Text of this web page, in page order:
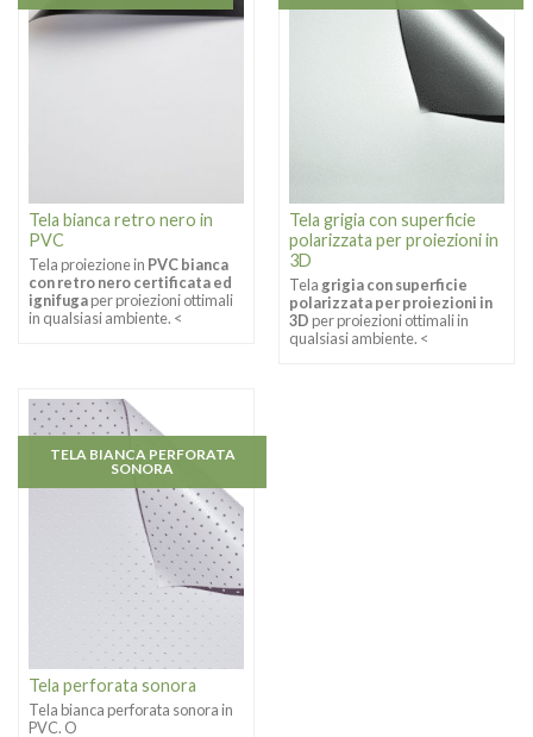
Tela bianca retro nero in
PVC
Tela proiezione in PVC bianca
con retro nero certificata ed
ignifugaper proiezioni ottimali
in qualsiasi ambiente. <
Tela grigia con superficie
polarizzata per proiezioni in
3D
Telagrigia con superficie
polarizzata per proiezioni in
3Dper proiezioni ottimali in
qualsiasi ambiente. <
Tela perforata sonora
Tela bianca perforata sonora in
PVC. O
TELA BIANCA PERFORATA
SONORA